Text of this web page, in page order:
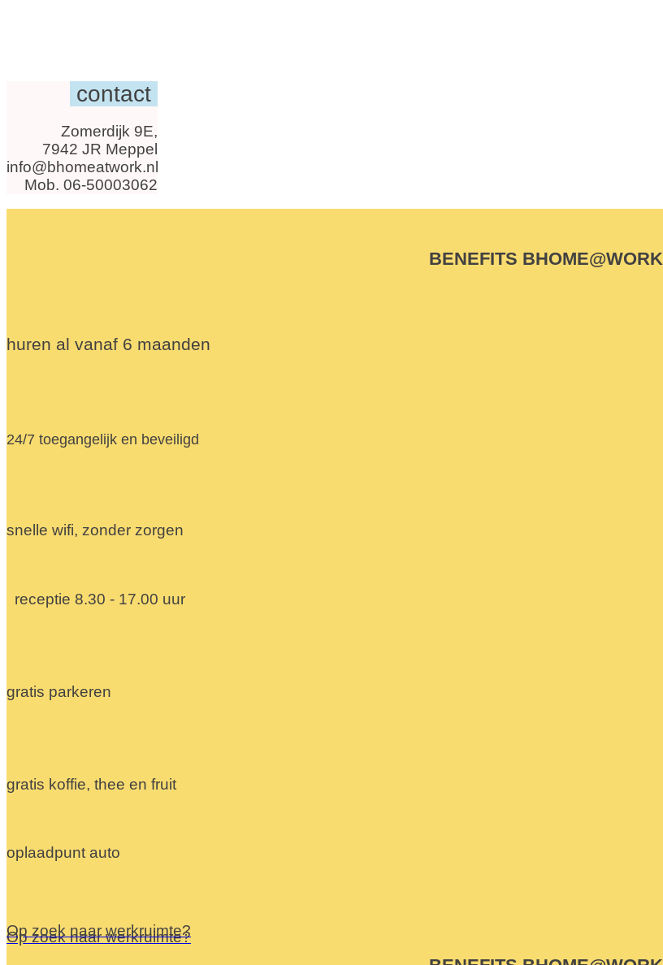
contact
Zomerdijk 9E,
7942 JR Meppel
info@bhomeatwork.nl
Mob. 06-50003062
BENEFITS BHOME@WORK
huren al vanaf 6 maanden
24/7 toegangelijk en beveiligd
snelle wifi, zonder zorgen
receptie 8.30 - 17.00 uur
gratis parkeren
gratis koffie, thee en fruit
oplaadpunt auto
Op zoek naar werkruimte?
Op zoek naar werkruimte?